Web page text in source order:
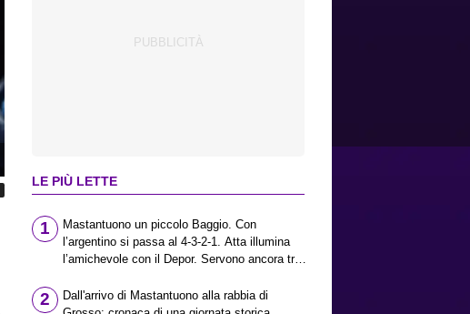
LE PIÙ LETTE
1
Mastantuono un piccolo Baggio. Con
l’argentino si passa al 4-3-2-1. Atta illumina
l’amichevole con il Depor. Servono ancora tre
Antognoni, un finale senza vincitori
2
Dall'arrivo di Mastantuono alla rabbia di